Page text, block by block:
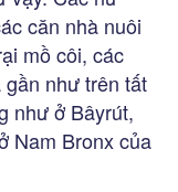
căn nhà nuôi
mồ côi, các
như trên tất
như ở Bâyrút,
Nam Bronx của